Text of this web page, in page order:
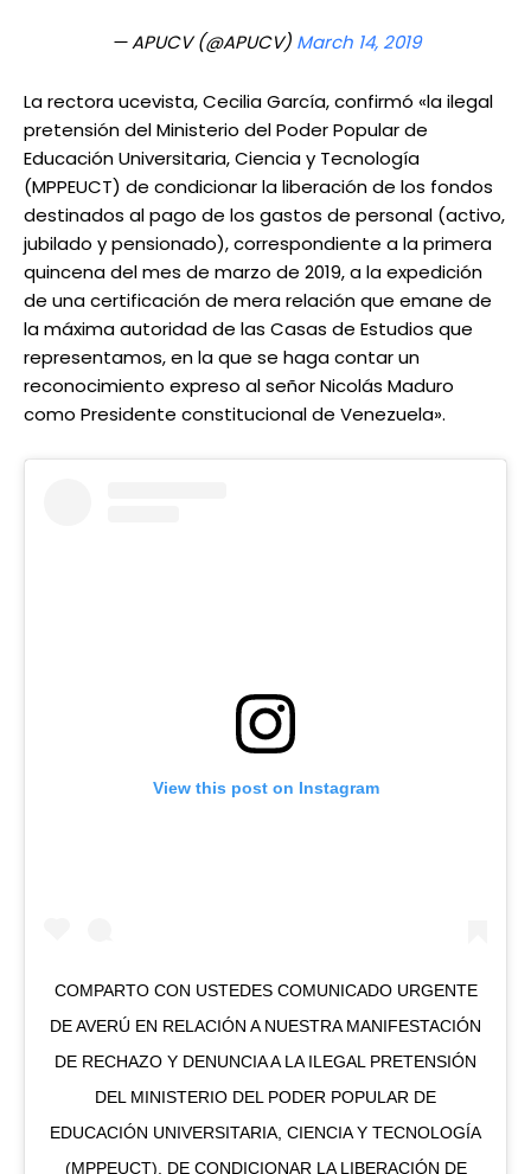
— APUCV (@APUCV) March 14, 2019
La rectora ucevista, Cecilia García, confirmó «la ilegal
pretensión del Ministerio del Poder Popular de
Educación Universitaria, Ciencia y Tecnología
(MPPEUCT) de condicionar la liberación de los fondos
destinados al pago de los gastos de personal (activo,
jubilado y pensionado), correspondiente a la primera
quincena del mes de marzo de 2019, a la expedición
de una certificación de mera relación que emane de
la máxima autoridad de las Casas de Estudios que
representamos, en la que se haga contar un
reconocimiento expreso al señor Nicolás Maduro
como Presidente constitucional de Venezuela».
View this post on Instagram
COMPARTO CON USTEDES COMUNICADO URGENTE
DE AVERÚ EN RELACIÓN A NUESTRA MANIFESTACIÓN
DE RECHAZO Y DENUNCIA A LA ILEGAL PRETENSIÓN
DEL MINISTERIO DEL PODER POPULAR DE
EDUCACIÓN UNIVERSITARIA, CIENCIA Y TECNOLOGÍA
(MPPEUCT), DE CONDICIONAR LA LIBERACIÓN DE